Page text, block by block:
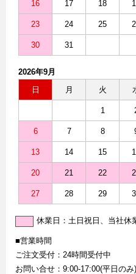
16 17 18
23 24 25
30 31
2026年9月
日
月 火
1
6 7 8
13 14 15
20 21 22
27 28 29
休業日：土日祝日、当社休
■営業時間
ご注文受付：24時間受付中
お問い合せ：9:00-17:00(平日のみ)